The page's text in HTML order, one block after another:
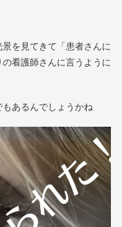
を見てきて「患者さんに
看護師さんに言うように
あるんでしょうかね